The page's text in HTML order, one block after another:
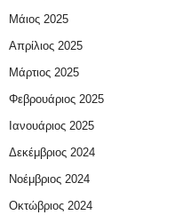
Μάιος 2025
Απρίλιος 2025
Μάρτιος 2025
Φεβρουάριος 2025
Ιανουάριος 2025
Δεκέμβριος 2024
Νοέμβριος 2024
Οκτώβριος 2024